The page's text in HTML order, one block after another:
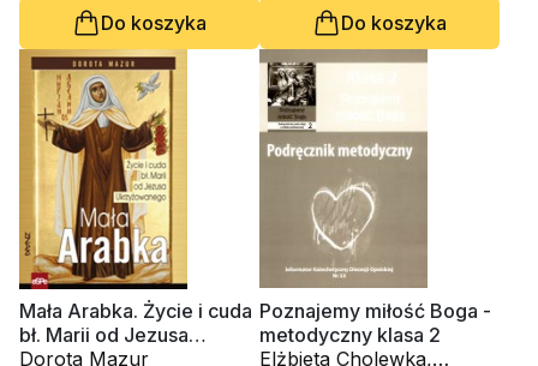
Do koszyka
Do koszyka
Mała Arabka. Życie i cuda
bł. Marii od Jezusa
Ukrzyżowanego
Dorota Mazur
Poznajemy miłość Boga -
metodyczny klasa 2
Elżbieta Cholewka,